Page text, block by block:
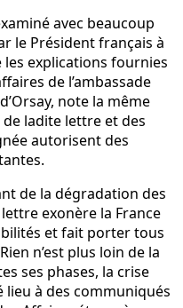
avec beaucoup
le Président français à
explications fournies
de l’ambassade
note la même
de ladite lettre et des
autorisent des
de la dégradation des
exonère la France
et fait porter tous
n’est plus loin de la
ses phases, la crise
à des communiqués